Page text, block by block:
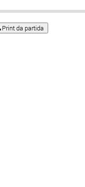
Print da partida